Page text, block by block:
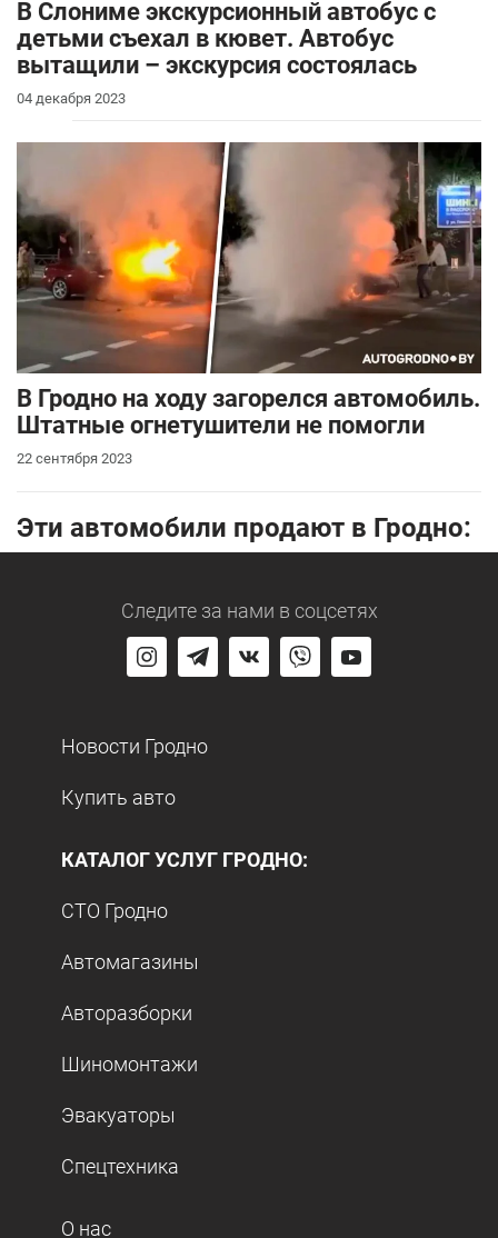
В Слониме экскурсионный автобус с
детьми съехал в кювет. Автобус
вытащили – экскурсия состоялась
04 декабря 2023
В Гродно на ходу загорелся автомобиль.
Штатные огнетушители не помогли
22 сентября 2023
Эти автомобили продают в Гродно:
Следите за нами в соцсетях
Новости Гродно
Купить авто
КАТАЛОГ УСЛУГ ГРОДНО:
СТО Гродно
Автомагазины
Авторазборки
Шиномонтажи
Эвакуаторы
Спецтехника
О нас